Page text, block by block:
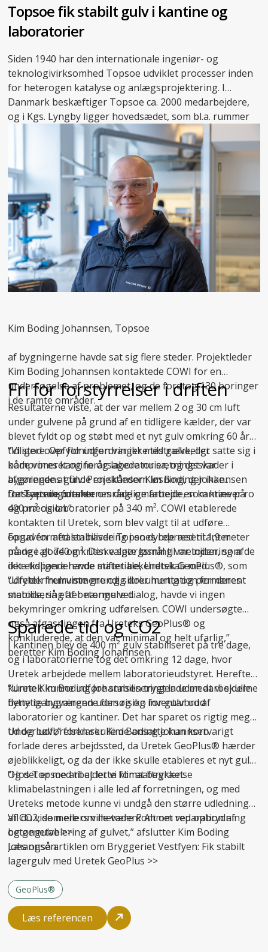
Topsoe fik stabilt gulv i kantine og
laboratorier
Siden 1940 har den internationale ingeniør- og
teknologivirksomhed Topsoe udviklet processer inden
for heterogen katalyse og anlægsprojektering. I
Danmark beskæftiger Topsoe ca. 2000 medarbejdere,
og i Kgs. Lyngby ligger hovedsædet, som bl.a. rummer
adskillige laboratorier, der danner rammen om
virksomhedens forskningsarbejde.
Kim Boding Johannsen, Topsoe
af bygningerne havde sat sig flere steder. Projektleder
Kim Boding Johannsen kontaktede COWI for en
undersøgelse af problemet, og de foretog 130 boringer
i de ramte områder.
Fri for forstyrrelser i driften
Resultaterne viste, at der var mellem 2 og 30 cm luft
under gulvene på grund af en tidligere kælder, der var
blevet fyldt op og støbt med et nyt gulv omkring 60 år
tidligere. Opfyldningen var ikke tilstrækkeligt
komprimeret og forårsagede nu sætningsskader i
bygningens gulv. Projektleder Kim Boding Johannsen
fra Topsoe udtaler:
“Vi stod over for udfordringer med gulve, der satte sig i
både vores kantine og laboratorier, og det var
afgørende at finde en skånsom løsning, der ikke
forstyrrede forskernes daglige arbejde, som kræver ro
og præcision.”
Det sætningsramte område omfattede en kantine på
400 m² og laboratorier på 340 m². COWI etablerede
kontakten til Uretek, som blev valgt til at udføre
opgaven med stabilisering i en dybde ned til 1,9 meter
på de i alt 740 m². Den valgte løsning var injicering af
det ekspanderende materiale, Uretek GeoPlus®, som
udfylder hulrummene og sikrer hurtig og permanent
stabilisering af betongulvet.
Forud for aftalen havde Topsoes repræsentanter
mange gode og kritiske spørgsmål til metoden, som de
ikke tidligere havde stiftet bekendtskab med:
“Uretek fremviste grundig dokumentation for deres
metode, så efter nærmere dialog, havde vi ingen
bekymringer omkring udførelsen. COWI undersøgte
også afgasningen fra Ureteks GeoPlus® og
konkluderede, at den var minimal og helt ufarlig,”
beretter Kim Boding Johannsen.
Sparede tid og CO2
I kantinen blev de 400 m² gulv stabiliseret på tre dage,
og i laboratorierne tog det omkring 12 dage, hvor
Uretek arbejdede mellem laboratorieudstyret. Herefter
kunne Kim Boding Johannsen trygt lade medarbejderne
benytte bygningen uden risiko for gulvbrud.
“Uretek kunne udføre stabiliseringen uden at vi skulle
flytte igangværende forsøg og inventar ud af
laboratorier og kantiner. Det har sparet os rigtig meget
tid og bøvl,” forklarer Kim Boding Johannsen.
Under udførelsen skulle de ansatte kun kortvarigt
forlade deres arbejdssted, da Uretek GeoPlus® hærder
øjeblikkeligt, og da der ikke skulle etableres et nyt gulv.
Og det er med til at lette klimaaftrykket.
“Hos Topsoe arbejder vi for at begrænse
klimabelastningen i alle led af forretningen, og med
Ureteks metode kunne vi undgå den større udledning
af CO2, som ellers ville være kommet ved opbrydning
og genetablering af gulvet,” afslutter Kim Boding
Johannsen.
Vil du vide mere om metoden? Alt omreparation af
betongulve>>
Læs også artiklen om Bryggeriet Vestfyen: Fik stabilt
lagergulv med Uretek GeoPlus >>
GeoPlus®
Læs referencen